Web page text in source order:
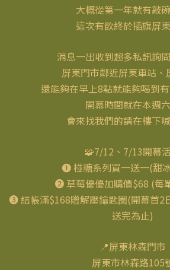
大概從第一年就有敲
這次有飲終於插旗屏
消息一出收到超多私訊詢
屏東門市鄰近屏東車站、
還能夠在早上8點就能夠喝到
開幕時間就在本週
會來找我們的請在樓下
🧩7/12、7/13開幕
➊ 椪糖系列買一送一(甜
➋ 草莓優優加購價$68 (每
➌ 結帳滿$168贈解壓鑰匙圈(開幕首2
送完為止)
📍屏東林森門市
屏東市林森路105